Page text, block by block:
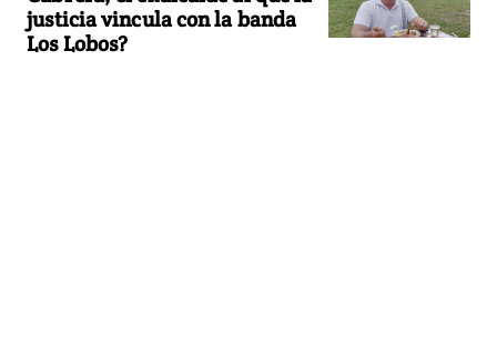
justicia vincula con la banda
Los Lobos?